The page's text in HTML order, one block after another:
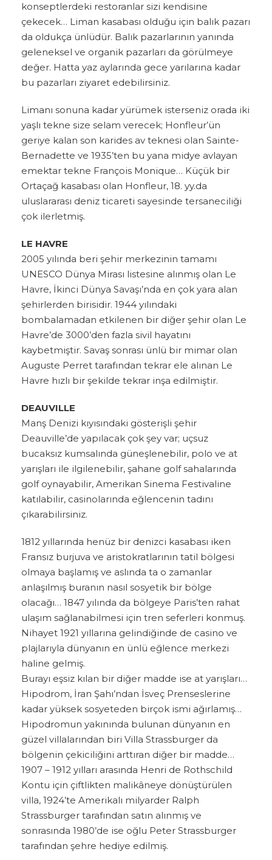
konseptlerdeki restoranlar sizi kendisine
çekecek… Liman kasabası olduğu için balık pazarı
da oldukça ünlüdür. Balık pazarlarının yanında
geleneksel ve organik pazarları da görülmeye
değer. Hatta yaz aylarında gece yarılarına kadar
bu pazarları ziyaret edebilirsiniz.
Limanı sonuna kadar yürümek isterseniz orada iki
yaşlı tekne size selam verecek; Honfleur’ün
geriye kalan son karides av teknesi olan Sainte-
Bernadette ve 1935’ten bu yana midye avlayan
emektar tekne François Monique… Küçük bir
Ortaçağ kasabası olan Honfleur, 18. yy.da
uluslararası deniz ticareti sayesinde tersaneciliği
çok ilerletmiş.
LE HAVRE
2005 yılında beri şehir merkezinin tamamı
UNESCO Dünya Mirası listesine alınmış olan Le
Havre, İkinci Dünya Savaşı’nda en çok yara alan
şehirlerden birisidir. 1944 yılındaki
bombalamadan etkilenen bir diğer şehir olan Le
Havre’de 3000’den fazla sivil hayatını
kaybetmiştir. Savaş sonrası ünlü bir mimar olan
Auguste Perret tarafından tekrar ele alınan Le
Havre hızlı bir şekilde tekrar inşa edilmiştir.
DEAUVILLE
Manş Denizi kıyısındaki gösterişli şehir
Deauville’de yapılacak çok şey var; uçsuz
bucaksız kumsalında güneşlenebilir, polo ve at
yarışları ile ilgilenebilir, şahane golf sahalarında
golf oynayabilir, Amerikan Sinema Festivaline
katılabilir, casinolarında eğlencenin tadını
çıkarabilirsiniz.
1812 yıllarında henüz bir denizci kasabası iken
Fransız burjuva ve aristokratlarının tatil bölgesi
olmaya başlamış ve aslında ta o zamanlar
anlaşılmış buranın nasıl sosyetik bir bölge
olacağı… 1847 yılında da bölgeye Paris’ten rahat
ulaşım sağlanabilmesi için tren seferleri konmuş.
Nihayet 1921 yıllarına gelindiğinde de casino ve
plajlarıyla dünyanın en ünlü eğlence merkezi
haline gelmiş.
Burayı eşsiz kılan bir diğer madde ise at yarışları…
Hipodrom, İran Şahı’ndan İsveç Prenseslerine
kadar yüksek sosyeteden birçok ismi ağırlamış…
Hipodromun yakınında bulunan dünyanın en
güzel villalarından biri Villa Strassburger da
bölgenin çekiciliğini arttıran diğer bir madde…
1907 – 1912 yılları arasında Henri de Rothschild
Kontu için çiftlikten malikâneye dönüştürülen
villa, 1924’te Amerikalı milyarder Ralph
Strassburger tarafından satın alınmış ve
sonrasında 1980’de ise oğlu Peter Strassburger
tarafından şehre hediye edilmiş.